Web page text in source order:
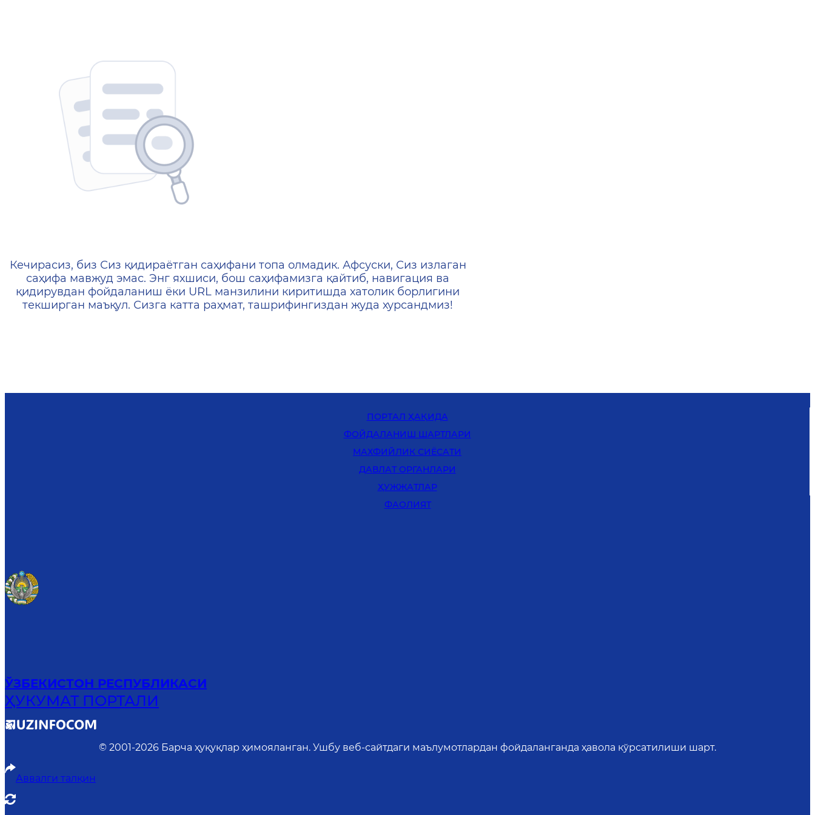
404 — Страница не найдена
Кечирасиз, биз Сиз қидираётган саҳифани топа олмадик. Афсуски, Сиз излаган
саҳифа мавжуд эмас. Энг яхшиси, бош саҳифамизга қайтиб, навигация ва
қидирувдан фойдаланиш ёки URL манзилини киритишда хатолик борлигини
текширган маъқул. Сизга катта раҳмат, ташрифингиздан жуда хурсандмиз!
ПОРТАЛ ҲАҚИДА
ФОЙДАЛАНИШ ШАРТЛАРИ
MАХФИЙЛИК СИЁСАТИ
ДАВЛАТ ОРГАНЛАРИ
ҲУЖЖАТЛАР
ФАОЛИЯТ
ЎЗБЕКИСТОН РЕСПУБЛИКАСИ
ҲУКУМАТ ПОРТАЛИ
© 2001-2026 Барча ҳуқуқлар ҳимояланган. Ушбу веб-сайтдаги маълумотлардан фойдаланганда ҳавола кўрсатилиши шарт.
Аввалги талқин